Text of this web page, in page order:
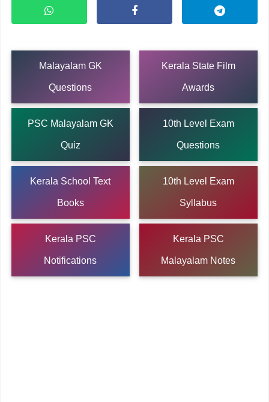
Malayalam GK
Questions
Kerala State Film
Awards
PSC Malayalam GK
Quiz
10th Level Exam
Questions
Kerala School Text
Books
10th Level Exam
Syllabus
Kerala PSC
Notifications
Kerala PSC
Malayalam Notes